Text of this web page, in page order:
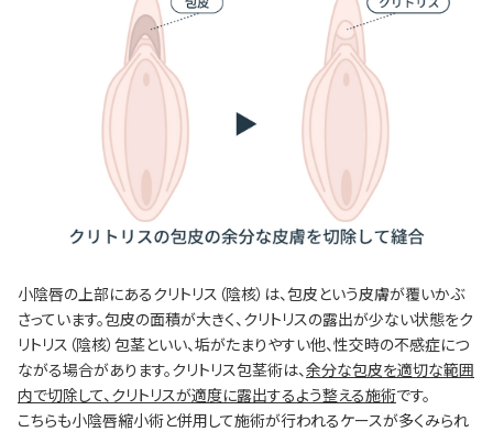
小陰唇の上部にあるクリトリス（陰核）は、包皮という皮膚が覆いかぶ
さっています。包皮の面積が大きく、クリトリスの露出が少ない状態をク
リトリス（陰核）包茎といい、垢がたまりやすい他、性交時の不感症につ
ながる場合があります。クリトリス包茎術は、余分な包皮を適切な範囲
内で切除して、クリトリスが適度に露出するよう整える施術です。
こちらも小陰唇縮小術と併用して施術が行われるケースが多くみられ